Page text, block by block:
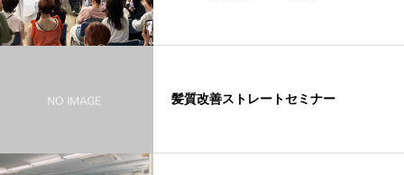
髪質改善ストレートセミナー